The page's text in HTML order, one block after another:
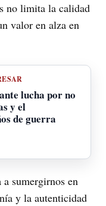
no limita la calidad
valor en alza en
lucha por no
y el
de guerra
sumergirnos en
y la autenticidad